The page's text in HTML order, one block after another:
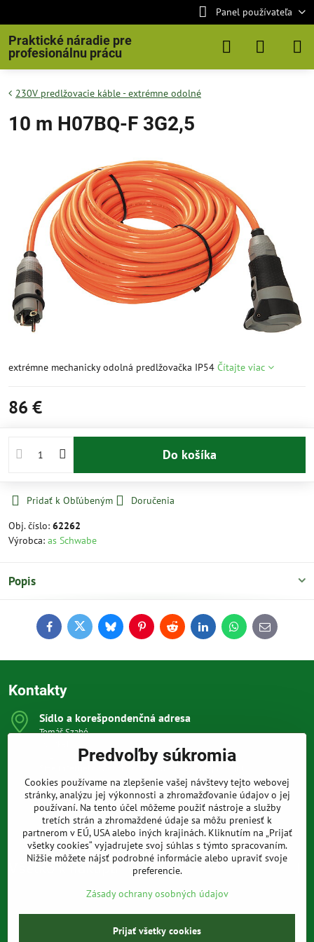
Panel používateľa
Praktické náradie pre
profesionálnu prácu
230V predlžovacie káble - extrémne odolné
10 m H07BQ-F 3G2,5
extrémne mechanicky odolná predlžovačka IP54 Čítajte viac
86 €
Do košíka
Pridať k Obľúbeným
Doručenia
Obj. číslo: 62262
Výrobca: as Schwabe
Popis
FacebookTwitterBlueskyPinterestReddit LinkedInWhatsApp
E-
mail
Kontakty
Sídlo a korešpondenčná adresa
Tomáš Szabó
851 03 Bratislava
Sme internetový obchod, nemáme kamennú predajňu.
0903 709 305
(08:00 - 20:00 vrátane víkendov a sviatkov)
info​@prakticke-naradie​.sk
Všetko k nákupu
©2026Copyright
Predvoľby súkromia
Cookies používame na zlepšenie vašej návštevy tejto webovej
stránky, analýzu jej výkonnosti a zhromažďovanie údajov o jej
používaní. Na tento účel môžeme použiť nástroje a služby
tretích strán a zhromaždené údaje sa môžu preniesť k
partnerom v EÚ, USA alebo iných krajinách. Kliknutím na „Prijať
všetky cookies“ vyjadrujete svoj súhlas s týmto spracovaním.
Nižšie môžete nájsť podrobné informácie alebo upraviť svoje
preferencie.
Zásady ochrany osobných údajov
Prijať všetky cookies